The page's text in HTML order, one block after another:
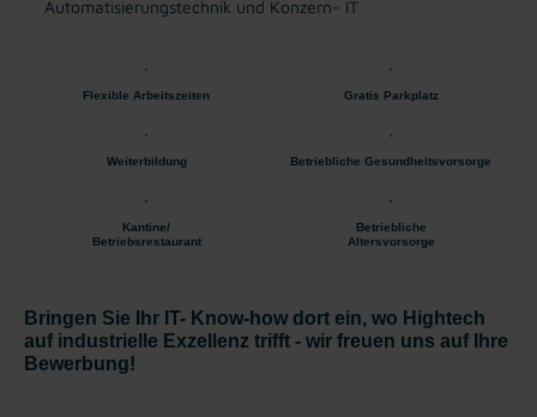
Automatisierungstechnik und Konzern- IT
Flexible Arbeitszeiten Gratis Parkplatz
Weiterbildung Betriebliche Gesundheitsvorsorge
Kantine/
Betriebsrestaurant
Betriebliche
Altersvorsorge
Bringen Sie Ihr IT- Know-how dort ein, wo Hightech
auf industrielle Exzellenz trifft - wir freuen uns auf Ihre
Bewerbung!